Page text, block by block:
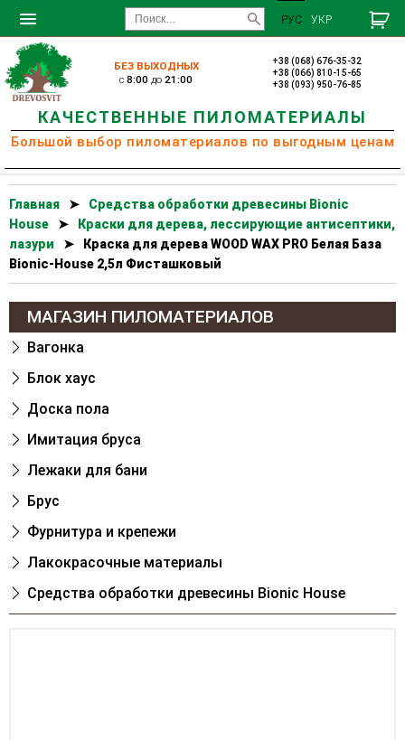
РУС УКР
БЕЗ ВЫХОДНЫХ
c8:00 до21:00
+38 (068) 676-35-32
+38 (066) 810-15-65
+38 (093) 950-76-85
КАЧЕСТВЕННЫЕ ПИЛОМАТЕРИАЛЫ
Большой выбор пиломатериалов по выгодным ценам
Главная ➤
Cредства обработки древесины Bionic
House
➤
Краски для дерева, лессирующие антисептики,
лазури
➤
Краска для дерева WOOD WAX PRO Белая База
Bionic-House 2,5л Фисташковый
МАГАЗИН ПИЛОМАТЕРИАЛОВ
Вагонка
Блок хаус
Доска пола
Имитация бруса
Лежаки для бани
Брус
Фурнитура и крепежи
Лакокрасочные материалы
Cредства обработки древесины Bionic House